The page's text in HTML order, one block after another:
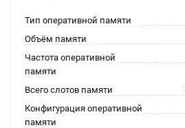
Тип оперативной памяти
Объём памяти
Частота оперативной
памяти
Всего слотов памяти
Конфигурация оперативной
памяти